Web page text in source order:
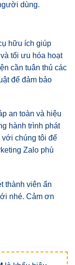
dùng.
hữu ích giúp
tối ưu hóa hoạt
cần tuân thủ các
để đảm bảo
an toàn và hiệu
hành trình phát
với chúng tôi để
Zalo phù
thành viên ẩn
nhé. Cảm ơn